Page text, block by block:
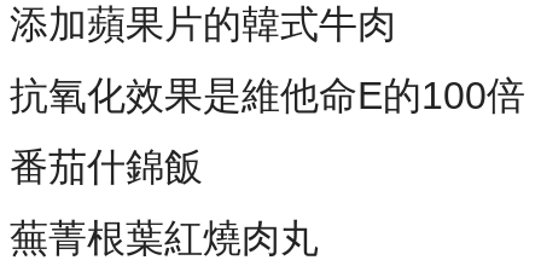
添加蘋果片的韓式牛肉
抗氧化效果是維他命E的100
番茄什錦飯
蕪菁根葉紅燒肉丸